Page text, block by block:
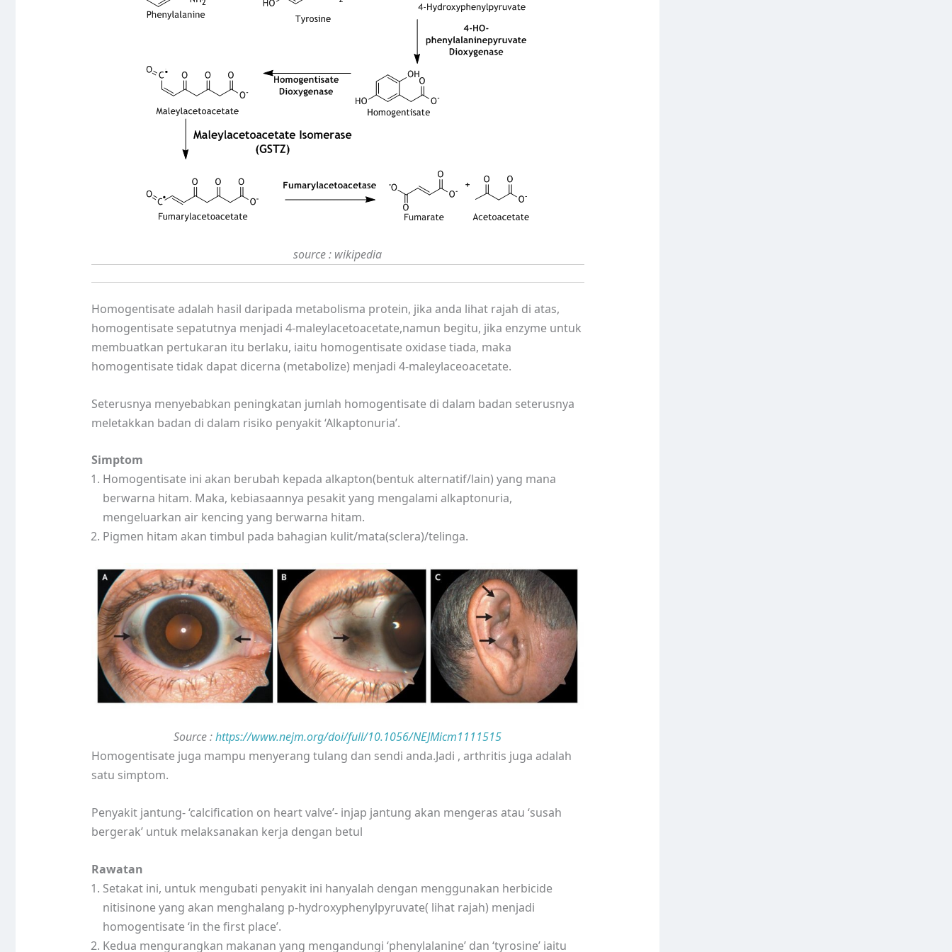
source : wikipedia
Homogentisate adalah hasil daripada metabolisma protein, jika anda lihat rajah di atas,
homogentisate sepatutnya menjadi 4-maleylacetoacetate,namun begitu, jika enzyme untuk
membuatkan pertukaran itu berlaku, iaitu homogentisate oxidase tiada, maka
homogentisate tidak dapat dicerna (metabolize) menjadi 4-maleylaceoacetate.
Seterusnya menyebabkan peningkatan jumlah homogentisate di dalam badan seterusnya
meletakkan badan di dalam risiko penyakit ‘Alkaptonuria’.
Simptom
Homogentisate ini akan berubah kepada alkapton(bentuk alternatif/lain) yang mana
berwarna hitam. Maka, kebiasaannya pesakit yang mengalami alkaptonuria,
mengeluarkan air kencing yang berwarna hitam.
Pigmen hitam akan timbul pada bahagian kulit/mata(sclera)/telinga.
Source :https://www.nejm.org/doi/full/10.1056/NEJMicm1111515
Homogentisate juga mampu menyerang tulang dan sendi anda.Jadi , arthritis juga adalah
satu simptom.
Penyakit jantung- ‘calcification on heart valve’- injap jantung akan mengeras atau ‘susah
bergerak’ untuk melaksanakan kerja dengan betul
Rawatan
Setakat ini, untuk mengubati penyakit ini hanyalah dengan menggunakan herbicide
nitisinone yang akan menghalang p-hydroxyphenylpyruvate( lihat rajah) menjadi
homogentisate ‘in the first place’.
Kedua mengurangkan makanan yang mengandungi ‘phenylalanine’ dan ‘tyrosine’ iaitu